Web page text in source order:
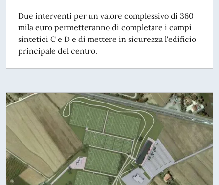
Due interventi per un valore complessivo di 360
mila euro permetteranno di completare i campi
sintetici C e D e di mettere in sicurezza l'edificio
principale del centro.